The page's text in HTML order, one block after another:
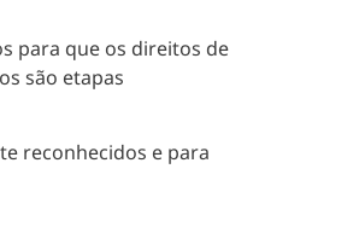
para que os direitos de
são etapas
reconhecidos e para